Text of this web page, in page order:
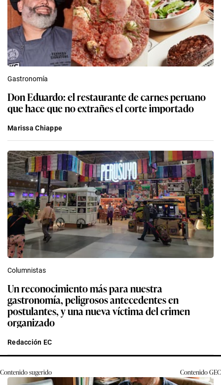
Gastronomía
Don Eduardo: el restaurante de carnes peruano
que hace que no extrañes el corte importado
Marissa Chiappe
Columnistas
Un reconocimiento más para nuestra
gastronomía, peligrosos antecedentes en
postulantes, y una nueva víctima del crimen
organizado
Redacción EC
Contenido sugerido ContenidoGEC